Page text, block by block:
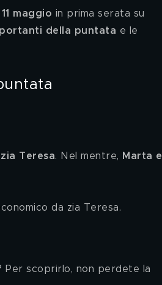
maggio in prima serata su
della puntata e le
Teresa. Nel mentre,
Marta e
da zia Teresa.
Per scoprirlo, non perdete la